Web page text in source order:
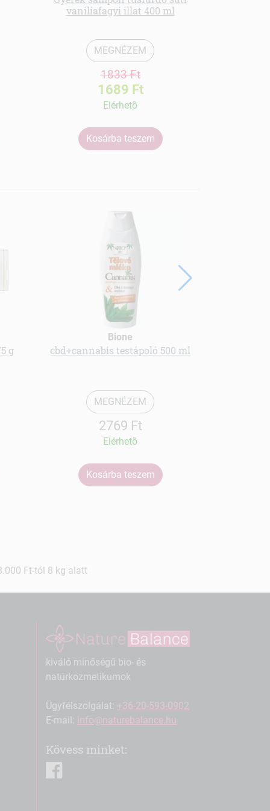
vaníliafagyi illat 400 ml
MEGNÉZEM
1833 Ft
1689 Ft
Elérhetõ
Kosárba teszem
g
Bione
cbd+cannabis testápoló 500 ml
MEGNÉZEM
2769 Ft
Elérhetõ
Kosárba teszem
Ft-tól 8 kg alatt
kiváló minőségű bio- és
natúrkozmetikumok
Ügyfélszolgálat: +36-20-593-0902
E-mail: info@naturebalance.hu
Kövess minket: